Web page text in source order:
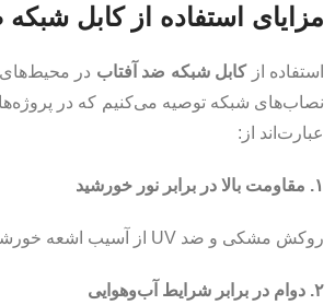
مزایای استفاده از کابل
استفاده ازکابل شبکه ضد آفتاب در محیط‌های
عبارت‌اند از:
۱. مقاومت بالا در برابر نور خورشید
روکش مشکی و ضد UV از آسیب اشعه خورشید جلوگیری می‌کند و مانع از خشک‌شدن و ترک خوردن کابل می‌شود.
۲. دوام در برابر شرایط آب‌و‌هوایی